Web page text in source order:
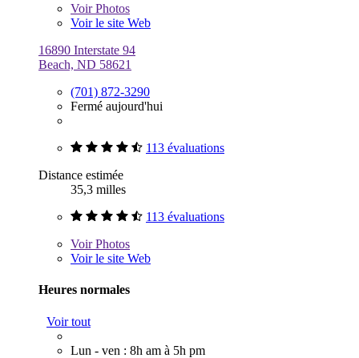
VoirPhotos
Voir le site Web
16890 Interstate 94
Beach, ND 58621
(701) 872-3290
Fermé aujourd'hui
113 évaluations
Distance estimée
35,3 milles
113 évaluations
VoirPhotos
Voir le site Web
Heures normales
Voir tout
Lun - ven : 8h am à 5h pm